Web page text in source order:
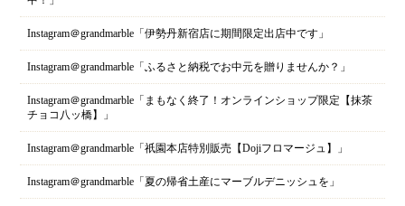
Instagram＠grandmarble「伊勢丹新宿店に期間限定出店中です」
Instagram＠grandmarble「ふるさと納税でお中元を贈りませんか？」
Instagram＠grandmarble「まもなく終了！オンラインショップ限定【抹茶
チョコ八ッ橋】」
Instagram＠grandmarble「祇園本店特別販売【Dojiフロマージュ】」
Instagram＠grandmarble「夏の帰省土産にマーブルデニッシュを」